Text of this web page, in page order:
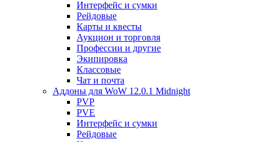
Интерфейс и сумки
Рейдовые
Карты и квесты
Аукцион и торговля
Профессии и другие
Экипировка
Классовые
Чат и почта
Аддоны для WoW 12.0.1 Midnight
PVP
PVE
Интерфейс и сумки
Рейдовые